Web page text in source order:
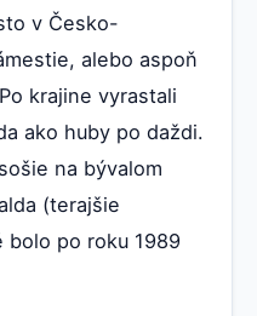
v Česko-
alebo aspoň
krajine vyrastali
ako huby po daždi.
na bývalom
(terajšie
bolo po roku 1989